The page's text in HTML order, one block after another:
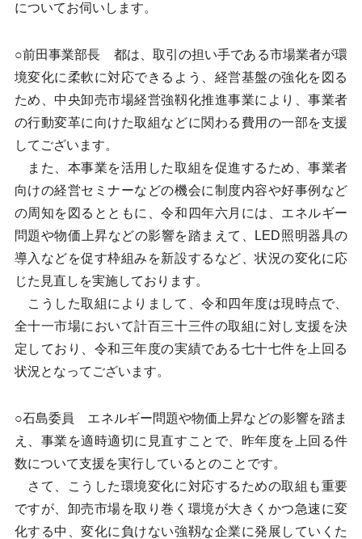
についてお伺いします。
○前田事業部長 都は、取引の担い手である市場業者が環
境変化に柔軟に対応できるよう、経営基盤の強化を図る
ため、中央卸売市場経営強靱化推進事業により、事業者
の行動変革に向けた取組などに関わる費用の一部を支援
してございます。
また、本事業を活用した取組を促進するため、事業者
向けの経営セミナーなどの機会に制度内容や好事例など
の周知を図るとともに、令和四年六月には、エネルギー
問題や物価上昇などの影響を踏まえて、LED照明器具の
導入などを促す枠組みを新設するなど、状況の変化に応
じた見直しを実施しております。
こうした取組によりまして、令和四年度は現時点で、
全十一市場において計百三十三件の取組に対し支援を決
定しており、令和三年度の実績である七十七件を上回る
状況となってございます。
○石島委員 エネルギー問題や物価上昇などの影響を踏ま
え、事業を適時適切に見直すことで、昨年度を上回る件
数について支援を実行しているとのことです。
さて、こうした環境変化に対応するための取組も重要
ですが、卸売市場を取り巻く環境が大きくかつ急速に変
化する中、変化に負けない強靱な企業に発展していくた